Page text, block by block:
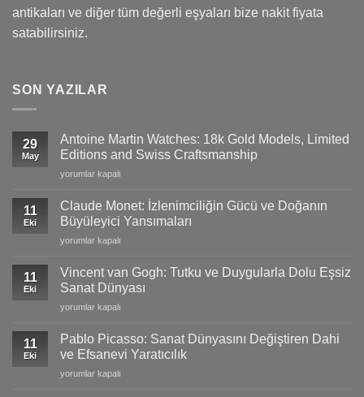
antikaları ve diğer tüm değerli eşyaları bize nakit fiyata
satabilirsiniz.
SON YAZILAR
29
May
Antoine Martin Watches: 18k Gold Models, Limited
Editions and Swiss Craftsmanship
Antoine
Watches:
18k
Gold
Models,
Editions
and
Craftsmanship
yorumlar kapalı
11
Eki
Claude Monet: İzlenimciliğin Gücü ve Doğanın
Büyüleyici Yansımaları
Claude
İzlenimciliğin
Gücü
ve
Doğanın
Yansımaları
için
yorumlar kapalı
11
Eki
Vincent van Gogh: Tutku ve Duygularla Dolu Eşsiz
Sanat Dünyası
Vincent
Gogh:
Tutku
ve
Duygularla
yorumlar kapalı
11
Eki
Pablo Picasso: Sanat Dünyasını Değiştiren Dahi
ve Efsanevi Yaratıcılık
Pablo
yorumlar kapalı